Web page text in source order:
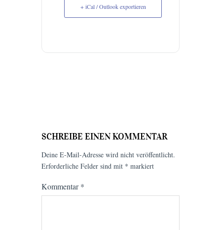
+ iCal / Outlook exportieren
SCHREIBE EINEN KOMMENTAR
Deine E-Mail-Adresse wird nicht veröffentlicht.
Erforderliche Felder sind mit * markiert
Kommentar*